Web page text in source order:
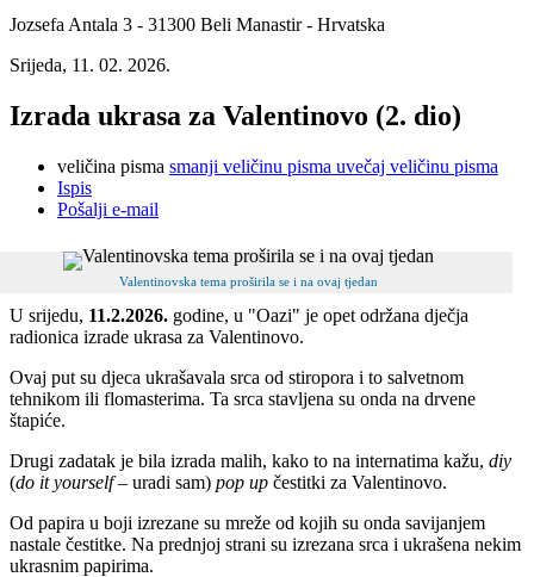
Jozsefa Antala 3 - 31300 Beli Manastir - Hrvatska
Srijeda, 11. 02. 2026.
Izrada ukrasa za Valentinovo (2. dio)
veličina pisma smanji veličinu pisma uvečaj veličinu pisma
Ispis
Pošalji e-mail
Valentinovska tema proširila se i na ovaj tjedan
U srijedu, 11.2.2026. godine, u "Oazi" je opet održana dječja
radionica izrade ukrasa za Valentinovo.
Ovaj put su djeca ukrašavala srca od stiropora i to salvetnom
tehnikom ili flomasterima. Ta srca stavljena su onda na drvene
štapiće.
Drugi zadatak je bila izrada malih, kako to na internatima kažu, diy
(do it yourself– uradi sam) pop up čestitki za Valentinovo.
Od papira u boji izrezane su mreže od kojih su onda savijanjem
nastale čestitke. Na prednjoj strani su izrezana srca i ukrašena nekim
ukrasnim papirima.